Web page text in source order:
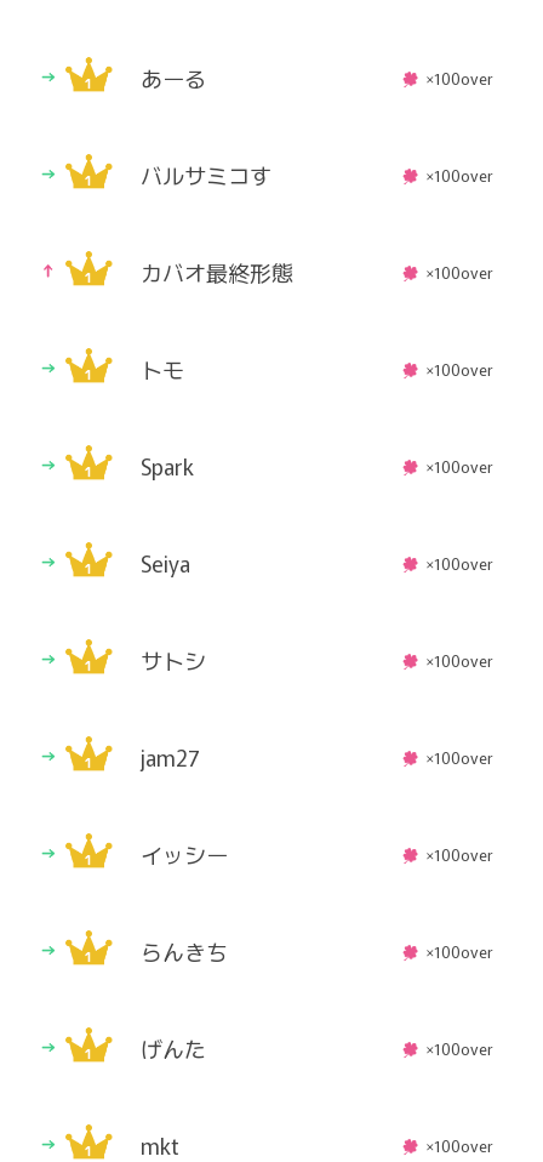
あーる ×100over
バルサミコす ×100over
カバオ最終形態 ×100over
トモ ×100over
Spark ×100over
Seiya ×100over
サトシ ×100over
jam27 ×100over
イッシー ×100over
らんきち ×100over
げんた ×100over
mkt ×100over